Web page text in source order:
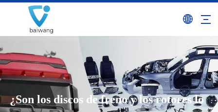
¿Son los discos de freno y los rotores lo